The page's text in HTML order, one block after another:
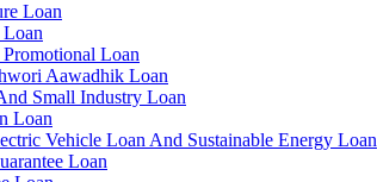
Loan
Loan
Promotional Loan
Aawadhik Loan
Small Industry Loan
Loan
Vehicle Loan And Sustainable Energy Loan
Loan